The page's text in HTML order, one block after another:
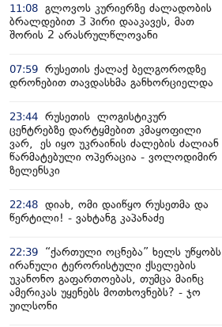
11:08 გლოვოს კურიერზე ძალადობის
ბრალდებით 3 პირი დააკავეს, მათ
შორის 2 არასრულწლოვანი
07:59 რუსეთის ქალაქ ბელგოროდზე
დრონებით თავდასხმა განხორციელდა
23:44 რუსეთის ლოგისტიკურ
ცენტრებზე დარტყმებით კმაყოფილი
ვარ, ეს იყო უკრაინის ძალების ძალიან
წარმატებული ოპერაცია - ვოლოდიმირ
ზელენსკი
22:48 დიახ, ომი დაიწყო რუსეთმა და
წერტილი! - ვახტანგ კაპანაძე
22:39
“ქართული ოცნება” ხელს უწყობს
ირანული ტერორისტული ქსელების
უკანონო გაფართოებას, თუმცა მაინც
ამერიკას უყენებს მოთხოვნებს? - ჯო
უილსონი